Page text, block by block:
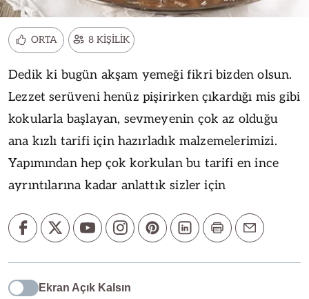
ORTA 8 KİŞİLİK
Dedik ki bugün akşam yemeği fikri bizden olsun.
Lezzet serüveni henüz pişirirken çıkardığı mis gibi
kokularla başlayan, sevmeyenin çok az olduğu
ana kızlı tarifi için hazırladık malzemelerimizi.
Yapımından hep çok korkulan bu tarifi en ince
ayrıntılarına kadar anlattık sizler için
Ekran Açık Kalsın